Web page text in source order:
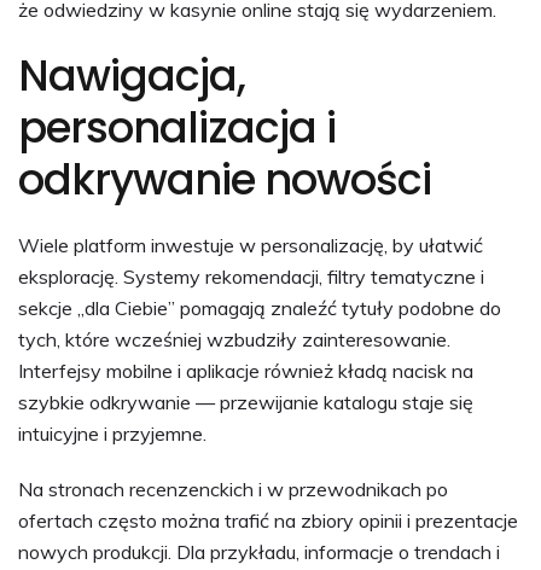
że odwiedziny w kasynie online stają się wydarzeniem.
Nawigacja,
personalizacja i
odkrywanie nowości
Wiele platform inwestuje w personalizację, by ułatwić
eksplorację. Systemy rekomendacji, filtry tematyczne i
sekcje „dla Ciebie” pomagają znaleźć tytuły podobne do
tych, które wcześniej wzbudziły zainteresowanie.
Interfejsy mobilne i aplikacje również kładą nacisk na
szybkie odkrywanie — przewijanie katalogu staje się
intuicyjne i przyjemne.
Na stronach recenzenckich i w przewodnikach po
ofertach często można trafić na zbiory opinii i prezentacje
nowych produkcji. Dla przykładu, informacje o trendach i